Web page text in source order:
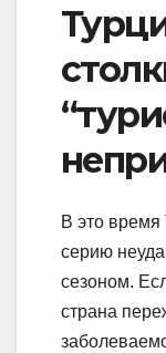
В это время
серию
сезоном.
страна